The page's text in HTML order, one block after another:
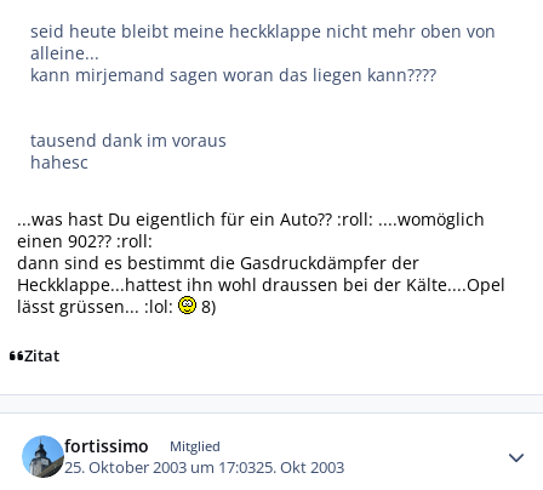
seid heute bleibt meine heckklappe nicht mehr oben von
alleine...
kann mirjemand sagen woran das liegen kann????
tausend dank im voraus
hahesc
...was hast Du eigentlich für ein Auto?? :roll: ....womöglich
einen 902?? :roll:
dann sind es bestimmt die Gasdruckdämpfer der
Heckklappe...hattest ihn wohl draussen bei der Kälte....Opel
lässt grüssen... :lol:
8)
Zitat
fortissimo Mitglied
25. Oktober 2003 um 17:0325. Okt 2003